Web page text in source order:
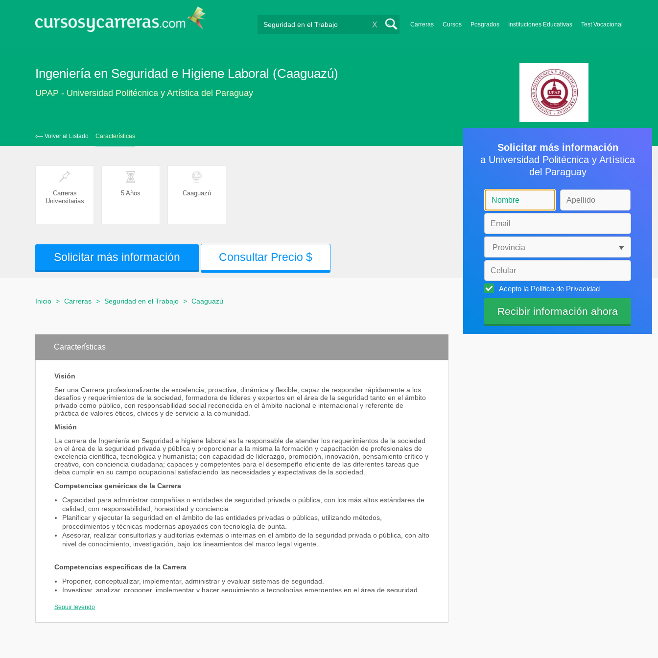
Carreras Cursos Posgrados Instituciones Educativas Test Vocacional
X
Ingeniería en Seguridad e Higiene Laboral (Caaguazú)
UPAP - Universidad Politécnica y Artística del Paraguay
‹— Volver al Listado Características
Carreras
Universitarias
5 Años Caaguazú
Solicitar más información Consultar Precio $
Inicio > Carreras > Seguridad en el Trabajo > Caaguazú
Características
Visión
Ser una Carrera profesionalizante de excelencia, proactiva, dinámica y flexible, capaz de responder rápidamente a los
desafíos y requerimientos de la sociedad, formadora de líderes y expertos en el área de la seguridad tanto en el ámbito
privado como público, con responsabilidad social reconocida en el ámbito nacional e internacional y referente de
práctica de valores éticos, cívicos y de servicio a la comunidad.
Misión
La carrera de Ingeniería en Seguridad e higiene laboral es la responsable de atender los requerimientos de la sociedad
en el área de la seguridad privada y pública y proporcionar a la misma la formación y capacitación de profesionales de
excelencia científica, tecnológica y humanista; con capacidad de liderazgo, promoción, innovación, pensamiento crítico y
creativo, con conciencia ciudadana; capaces y competentes para el desempeño eficiente de las diferentes tareas que
deba cumplir en su campo ocupacional satisfaciendo las necesidades y expectativas de la sociedad.
Competencias genéricas de la Carrera
Capacidad para administrar compañías o entidades de seguridad privada o pública, con los más altos estándares de
calidad, con responsabilidad, honestidad y conciencia
Planificar y ejecutar la seguridad en el ámbito de las entidades privadas o públicas, utilizando métodos,
procedimientos y técnicas modernas apoyados con tecnología de punta.
Asesorar, realizar consultorías y auditorías externas o internas en el ámbito de la seguridad privada o pública, con alto
nivel de conocimiento, investigación, bajo los lineamientos del marco legal vigente.
Competencias específicas de la Carrera
Proponer, conceptualizar, implementar, administrar y evaluar sistemas de seguridad.
Investigar, analizar, proponer, implementar y hacer seguimiento a tecnologías emergentes en el área de seguridad
Proponer, diseñar e implementar estándares y métodos de seguridad informática. Desarrolla, difunde y pone en
Seguir leyendo
Solicitar más información
a Universidad Politécnica y Artística
del Paraguay
Acepto la Política de Privacidad